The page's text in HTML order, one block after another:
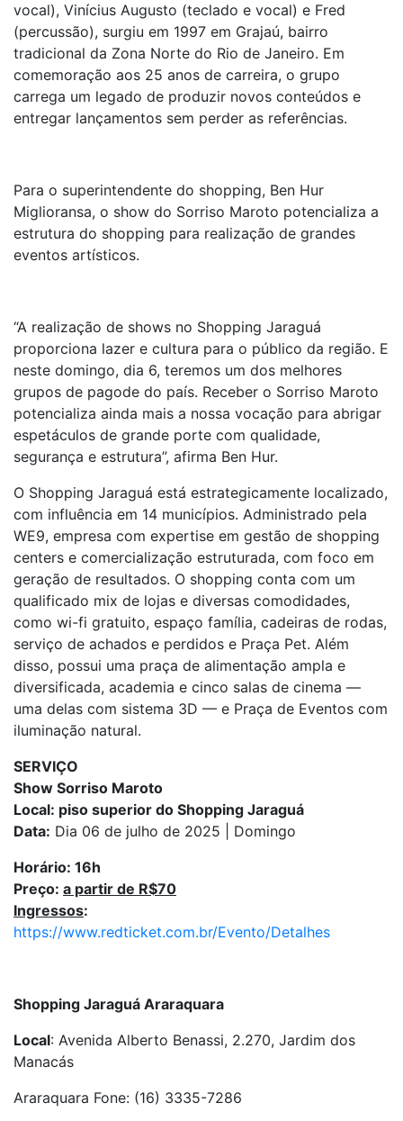
vocal), Vinícius Augusto (teclado e vocal) e Fred
(percussão), surgiu em 1997 em Grajaú, bairro
tradicional da Zona Norte do Rio de Janeiro. Em
comemoração aos 25 anos de carreira, o grupo
carrega um legado de produzir novos conteúdos e
entregar lançamentos sem perder as referências.
Para o superintendente do shopping, Ben Hur
Miglioransa, o show do Sorriso Maroto potencializa a
estrutura do shopping para realização de grandes
eventos artísticos.
“A realização de shows no Shopping Jaraguá
proporciona lazer e cultura para o público da região. E
neste domingo, dia 6, teremos um dos melhores
grupos de pagode do país. Receber o Sorriso Maroto
potencializa ainda mais a nossa vocação para abrigar
espetáculos de grande porte com qualidade,
segurança e estrutura”, afirma Ben Hur.
O Shopping Jaraguá está estrategicamente localizado,
com influência em 14 municípios. Administrado pela
WE9, empresa com expertise em gestão de shopping
centers e comercialização estruturada, com foco em
geração de resultados. O shopping conta com um
qualificado mix de lojas e diversas comodidades,
como wi-fi gratuito, espaço família, cadeiras de rodas,
serviço de achados e perdidos e Praça Pet. Além
disso, possui uma praça de alimentação ampla e
diversificada, academia e cinco salas de cinema —
uma delas com sistema 3D — e Praça de Eventos com
iluminação natural.
SERVIÇO
Show Sorriso Maroto
Local: piso superior do Shopping Jaraguá
Data: Dia 06 de julho de 2025 | Domingo
Horário: 16h
Preço: a partir de R$70
Ingressos:
https://www.redticket.com.br/Evento/Detalhes
Shopping Jaraguá Araraquara
Local: Avenida Alberto Benassi, 2.270, Jardim dos
Manacás
Araraquara Fone: (16) 3335-7286